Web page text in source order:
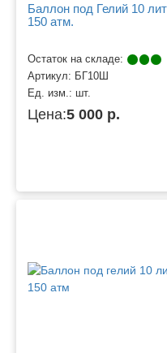
Баллон под Гелий 10
150 атм.
Остаток на складе:
Артикул: БГ10Ш
Ед. изм.: шт.
Цена:5 000 р.